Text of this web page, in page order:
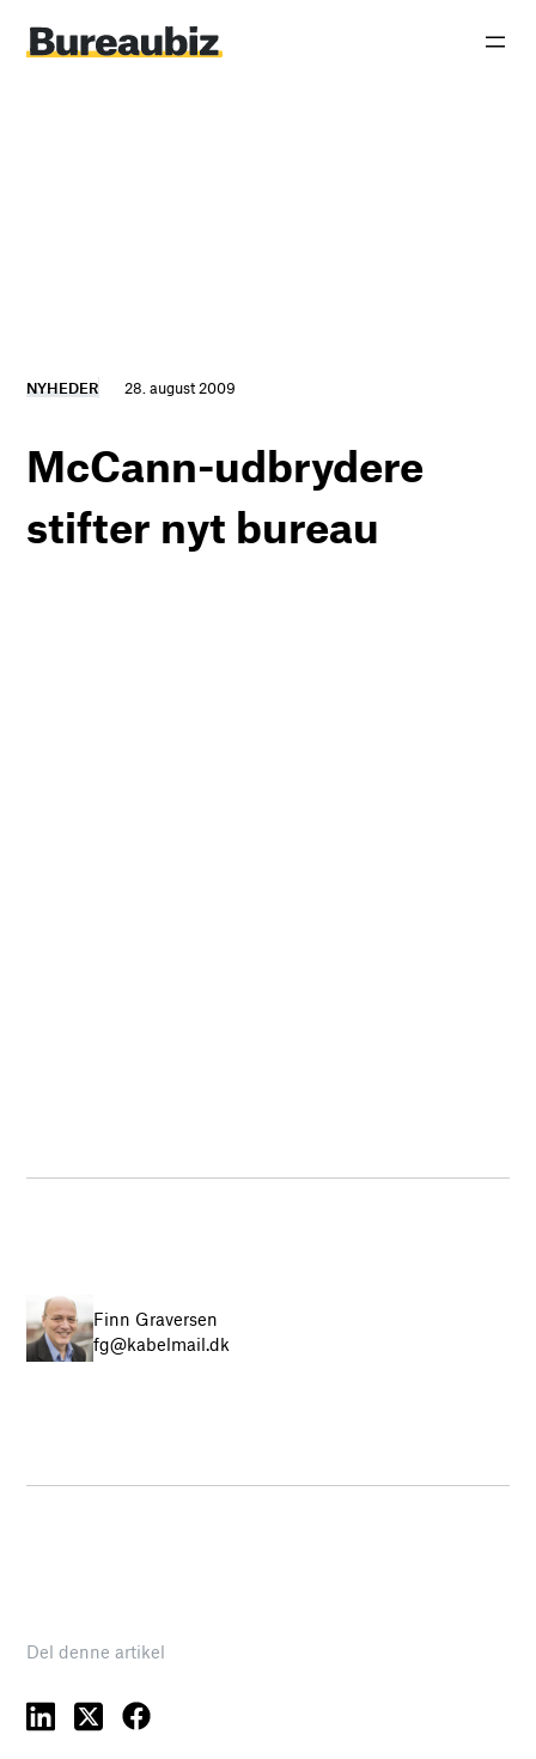
indhold
NYHEDER 28. august 2009
McCann-udbrydere
stifter nyt bureau
Finn Graversen
fg@kabelmail.dk
Del denne artikel